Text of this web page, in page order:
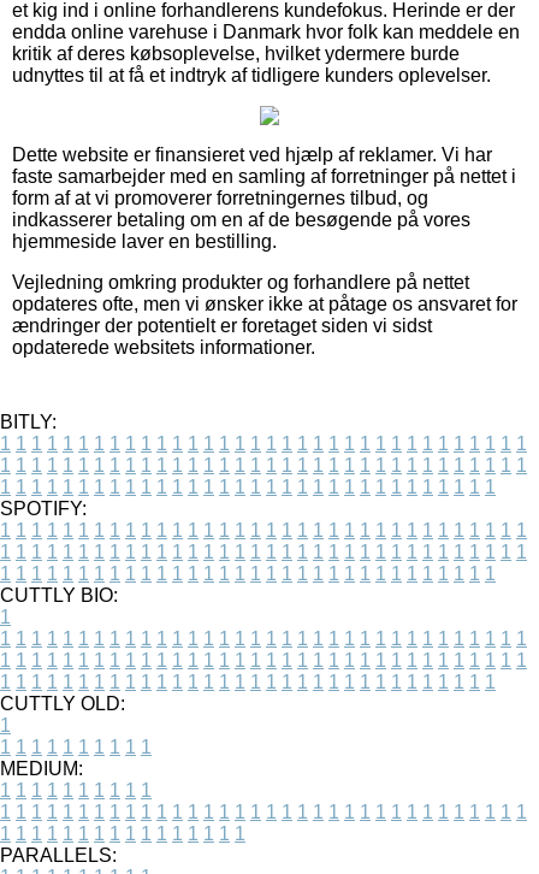
et kig ind i online forhandlerens kundefokus. Herinde er der
endda online varehuse i Danmark hvor folk kan meddele en
kritik af deres købsoplevelse, hvilket ydermere burde
udnyttes til at få et indtryk af tidligere kunders oplevelser.
Dette website er finansieret ved hjælp af reklamer. Vi har
faste samarbejder med en samling af forretninger på nettet i
form af at vi promoverer forretningernes tilbud, og
indkasserer betaling om en af de besøgende på vores
hjemmeside laver en bestilling.
Vejledning omkring produkter og forhandlere på nettet
opdateres ofte, men vi ønsker ikke at påtage os ansvaret for
ændringer der potentielt er foretaget siden vi sidst
opdaterede websitets informationer.
BITLY:
1 1 1 1 1 1 1 1 1 1 1 1 1 1 1 1 1 1 1 1 1 1 1 1 1 1 1 1 1 1 1 1 1 1
1 1 1 1 1 1 1 1 1 1 1 1 1 1 1 1 1 1 1 1 1 1 1 1 1 1 1 1 1 1 1 1 1 1
1 1 1 1 1 1 1 1 1 1 1 1 1 1 1 1 1 1 1 1 1 1 1 1 1 1 1 1 1 1 1 1
SPOTIFY:
1 1 1 1 1 1 1 1 1 1 1 1 1 1 1 1 1 1 1 1 1 1 1 1 1 1 1 1 1 1 1 1 1 1
1 1 1 1 1 1 1 1 1 1 1 1 1 1 1 1 1 1 1 1 1 1 1 1 1 1 1 1 1 1 1 1 1 1
1 1 1 1 1 1 1 1 1 1 1 1 1 1 1 1 1 1 1 1 1 1 1 1 1 1 1 1 1 1 1 1
CUTTLY BIO:
1
1 1 1 1 1 1 1 1 1 1 1 1 1 1 1 1 1 1 1 1 1 1 1 1 1 1 1 1 1 1 1 1 1 1
1 1 1 1 1 1 1 1 1 1 1 1 1 1 1 1 1 1 1 1 1 1 1 1 1 1 1 1 1 1 1 1 1 1
1 1 1 1 1 1 1 1 1 1 1 1 1 1 1 1 1 1 1 1 1 1 1 1 1 1 1 1 1 1 1 1
CUTTLY OLD:
1
1 1 1 1 1 1 1 1 1 1
MEDIUM:
1 1 1 1 1 1 1 1 1 1
1 1 1 1 1 1 1 1 1 1 1 1 1 1 1 1 1 1 1 1 1 1 1 1 1 1 1 1 1 1 1 1 1 1
1 1 1 1 1 1 1 1 1 1 1 1 1 1 1 1
PARALLELS: